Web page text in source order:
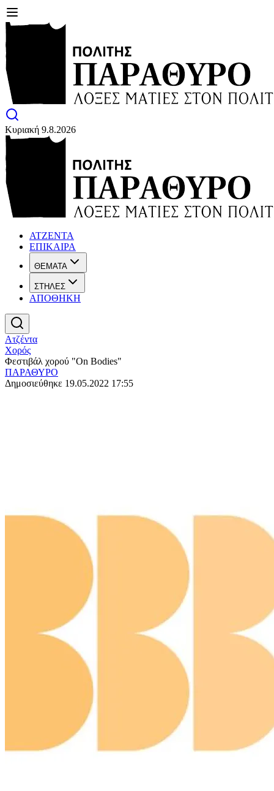
Κυριακή 9.8.2026
ΑΤΖΕΝΤΑ
ΕΠΙΚΑΙΡΑ
ΘΕΜΑΤΑ
ΣΤΗΛΕΣ
ΑΠΟΘΗΚΗ
Ατζέντα
Χορός
Φεστιβάλ χορού "On Bodies"
ΠΑΡΑΘΥΡΟ
Δημοσιεύθηκε 19.05.2022 17:55